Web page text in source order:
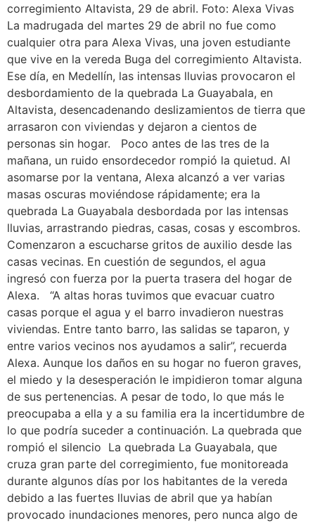
corregimiento Altavista, 29 de abril. Foto: Alexa Vivas
La madrugada del martes 29 de abril no fue como
cualquier otra para Alexa Vivas, una joven estudiante
que vive en la vereda Buga del corregimiento Altavista.
Ese día, en Medellín, las intensas lluvias provocaron el
desbordamiento de la quebrada La Guayabala, en
Altavista, desencadenando deslizamientos de tierra que
arrasaron con viviendas y dejaron a cientos de
personas sin hogar. Poco antes de las tres de la
mañana, un ruido ensordecedor rompió la quietud. Al
asomarse por la ventana, Alexa alcanzó a ver varias
masas oscuras moviéndose rápidamente; era la
quebrada La Guayabala desbordada por las intensas
lluvias, arrastrando piedras, casas, cosas y escombros.
Comenzaron a escucharse gritos de auxilio desde las
casas vecinas. En cuestión de segundos, el agua
ingresó con fuerza por la puerta trasera del hogar de
Alexa. “A altas horas tuvimos que evacuar cuatro
casas porque el agua y el barro invadieron nuestras
viviendas. Entre tanto barro, las salidas se taparon, y
entre varios vecinos nos ayudamos a salir”, recuerda
Alexa. Aunque los daños en su hogar no fueron graves,
el miedo y la desesperación le impidieron tomar alguna
de sus pertenencias. A pesar de todo, lo que más le
preocupaba a ella y a su familia era la incertidumbre de
lo que podría suceder a continuación. La quebrada que
rompió el silencio La quebrada La Guayabala, que
cruza gran parte del corregimiento, fue monitoreada
durante algunos días por los habitantes de la vereda
debido a las fuertes lluvias de abril que ya habían
provocado inundaciones menores, pero nunca algo de